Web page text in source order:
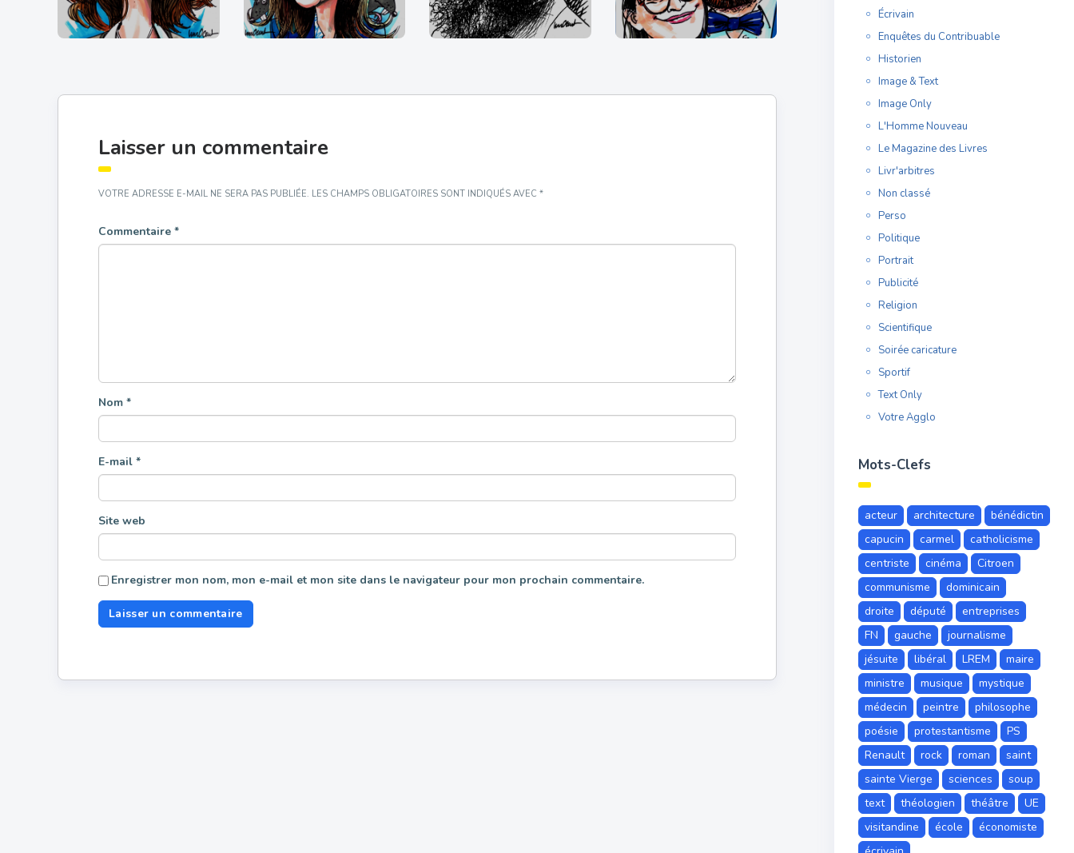
Laisser un commentaire
VOTRE ADRESSE E-MAIL NE SERA PAS PUBLIÉE. LES CHAMPS OBLIGATOIRES SONT INDIQUÉS AVEC *
Commentaire *
Nom *
E-mail *
Site web
Enregistrer mon nom, mon e-mail et mon site dans le navigateur pour mon prochain commentaire.
Écrivain
Enquêtes du Contribuable
Historien
Image & Text
Image Only
L'Homme Nouveau
Le Magazine des Livres
Livr'arbitres
Non classé
Perso
Politique
Portrait
Publicité
Religion
Scientifique
Soirée caricature
Sportif
Text Only
Votre Agglo
Mots-Clefs
acteur architecture
bénédictin
capucin
carmel
catholicisme
centriste
cinéma
Citroen
communisme
dominicain
droite
député
entreprises
FN
gauche
journalisme
jésuite
libéral LREM
maire
ministre
musique
mystique
médecin
peintre
philosophe
poésie
protestantisme
PS
Renault
rock roman
saint
sainte Vierge
sciences
soup
text
théologien théâtre
UE
visitandine
école
économiste